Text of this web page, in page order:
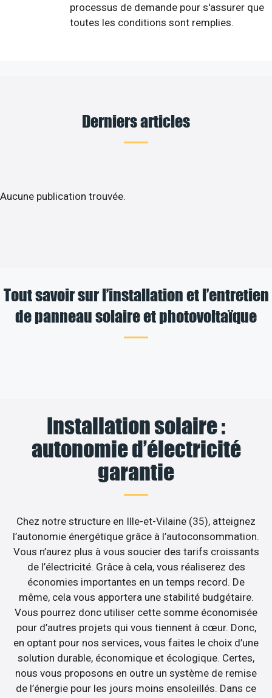
processus de demande pour s'assurer que
toutes les conditions sont remplies.
Derniers articles
Aucune publication trouvée.
Tout savoir sur l’installation et l’entretien
de panneau solaire et photovoltaïque
Installation solaire :
autonomie d’électricité
garantie
Chez notre structure en Ille-et-Vilaine (35), atteignez
l’autonomie énergétique grâce à l’autoconsommation.
Vous n’aurez plus à vous soucier des tarifs croissants
de l’électricité. Grâce à cela, vous réaliserez des
économies importantes en un temps record. De
même, cela vous apportera une stabilité budgétaire.
Vous pourrez donc utiliser cette somme économisée
pour d’autres projets qui vous tiennent à cœur. Donc,
en optant pour nos services, vous faites le choix d’une
solution durable, économique et écologique. Certes,
nous vous proposons en outre un système de remise
de l’énergie pour les jours moins ensoleillés. Dans ce